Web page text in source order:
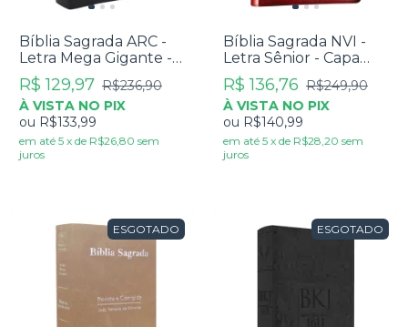
Bíblia Sagrada ARC -
Letra Mega Gigante -
Capa Luxo Preta
R$ 129,97 R$236,90
À VISTA NO PIX
ou R$133,99
em até 5 x de R$26,80 sem
juros
Bíblia Sagrada NVI -
Letra Sênior - Capa
Luxo Vinho
R$ 136,76 R$249,90
À VISTA NO PIX
ou R$140,99
em até 5 x de R$28,20 sem
juros
ESGOTADO ESGOTADO